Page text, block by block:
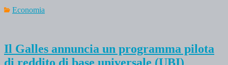
Economia
Il Galles annuncia un programma pilota